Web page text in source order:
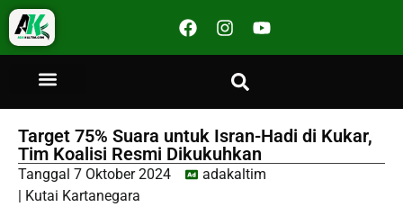
Target 75% Suara untuk Isran-Hadi di Kukar,
Tim Koalisi Resmi Dikukuhkan
Tanggal 7 Oktober 2024
adakaltim
Kutai Kartanegara